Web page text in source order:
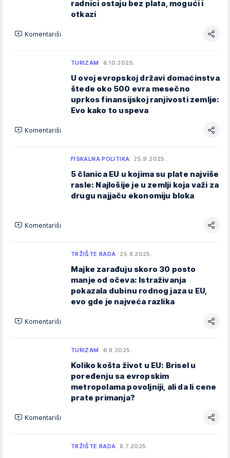
radnici ostaju bez plata, mogući i
otkazi
Komentariši
TURIZAM 6.10.2025.
U ovoj evropskoj državi domaćinstva
štede oko 500 evra mesečno
uprkos finansijskoj ranjivosti zemlje:
Evo kako to uspeva
Komentariši
FISKALNA POLITIKA 25.9.2025.
5 članica EU u kojima su plate najviše
rasle: Najlošije je u zemlji koja važi za
drugu najjaču ekonomiju bloka
Komentariši
TRŽIŠTE RADA 25.8.2025.
Majke zarađuju skoro 30 posto
manje od očeva: Istraživanja
pokazala dubinu rodnog jaza u EU,
evo gde je najveća razlika
Komentariši
TURIZAM 6.8.2025.
Koliko košta život u EU: Brisel u
poređenju sa evropskim
metropolama povoljniji, ali da li cene
prate primanja?
Komentariši
TRŽIŠTE RADA 8.7.2025.